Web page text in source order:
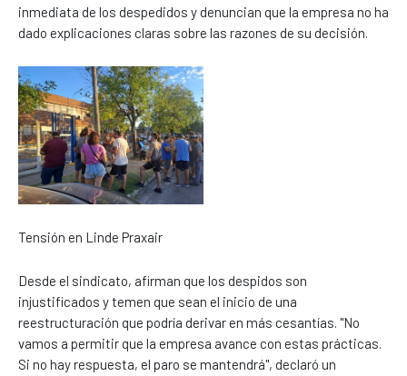
inmediata de los despedidos y denuncian que la empresa no ha
dado explicaciones claras sobre las razones de su decisión.
Tensión en Linde Praxair
Desde el sindicato, afirman que los despidos son
injustificados y temen que sean el inicio de una
reestructuración que podría derivar en más cesantías. "No
vamos a permitir que la empresa avance con estas prácticas.
Si no hay respuesta, el paro se mantendrá", declaró un